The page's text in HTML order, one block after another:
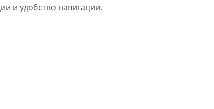
и удобство навигации.